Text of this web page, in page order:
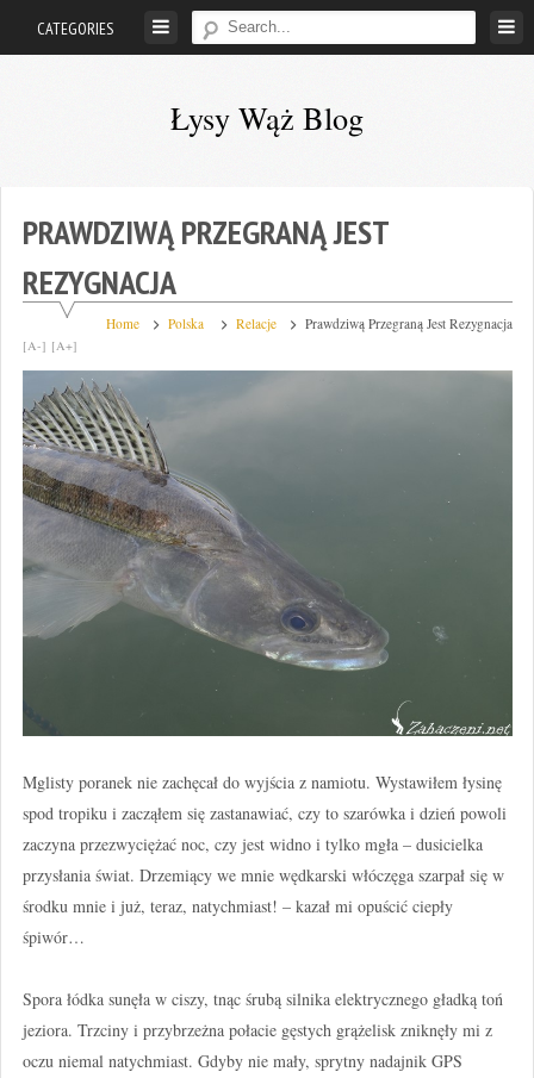
CATEGORIES
Łysy Wąż Blog
Walicki
PRAWDZIWĄ PRZEGRANĄ JEST
REZYGNACJA
Home Polska Relacje Prawdziwą Przegraną Jest Rezygnacja
[A-] [A+]
Mglisty poranek nie zachęcał do wyjścia z namiotu. Wystawiłem łysinę
spod tropiku i zacząłem się zastanawiać, czy to szarówka i dzień powoli
zaczyna przezwyciężać noc, czy jest widno i tylko mgła – dusicielka
przysłania świat. Drzemiący we mnie wędkarski włóczęga szarpał się w
środku mnie i już, teraz, natychmiast! – kazał mi opuścić ciepły
śpiwór…
Spora łódka sunęła w ciszy, tnąc śrubą silnika elektrycznego gładką toń
jeziora. Trzciny i przybrzeżna połacie gęstych grążelisk zniknęły mi z
oczu niemal natychmiast. Gdyby nie mały, sprytny nadajnik GPS